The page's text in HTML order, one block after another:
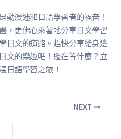
動漫迷和日語學習者的福音！
，更佛心來著地分享日文學習
日文的道路。趕快分享給身邊
文的樂趣吧！還在等什麼？立
日語學習之旅！
NEXT